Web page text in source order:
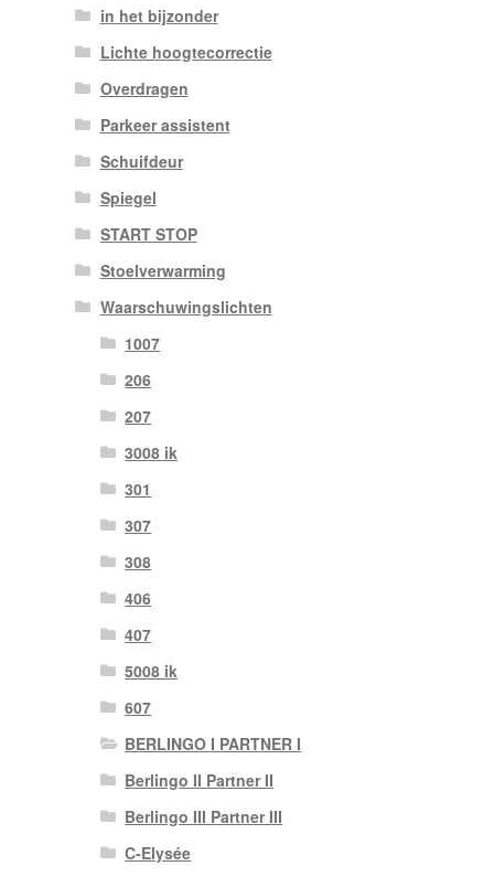
in het bijzonder
Lichte hoogtecorrectie
Overdragen
Parkeer assistent
Schuifdeur
Spiegel
START STOP
Stoelverwarming
Waarschuwingslichten
1007
206
207
3008 ik
301
307
308
406
407
5008 ik
607
BERLINGO I PARTNER I
Berlingo II Partner II
Berlingo III Partner III
C-Elysée